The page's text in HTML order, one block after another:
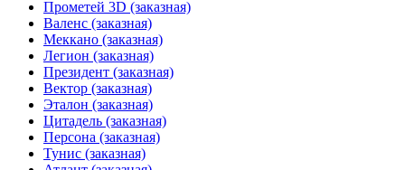
Прометей 3D (заказная)
Валенс (заказная)
Меккано (заказная)
Легион (заказная)
Президент (заказная)
Вектор (заказная)
Эталон (заказная)
Цитадель (заказная)
Персона (заказная)
Тунис (заказная)